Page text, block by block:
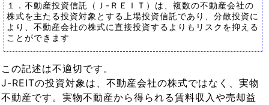
１．不動産投資信託（Ｊ-ＲＥＩＴ）は、複数の不動産会社の
株式を主たる投資対象とする上場投資信託であり、分散投資に
より、不動産会社の株式に直接投資するよりもリスクを抑える
ことができます
この記述は不適切です。
J-REITの投資対象は、不動産会社の株式ではなく、実物
不動産です。実物不動産から得られる賃料収入や売却益